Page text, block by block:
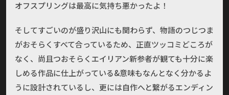
オフスプリングは最高に気持ち悪かったよ！
そしてすごいのが盛り沢山にも関わらず、物語のつじつま
がおそらくすべて合っているため、正直ツッコミどころが
なく、尚且つおそらくエイリアン新参者が観ても十分に楽
しめる作品に仕上がっている&意味もなんとなく分かるよ
うに設計されているし、更には自作へと繋がるエンディン